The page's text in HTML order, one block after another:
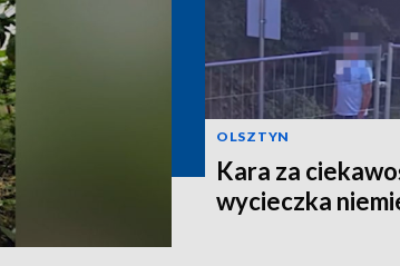
OLSZTYN
Kara za
wycieczka